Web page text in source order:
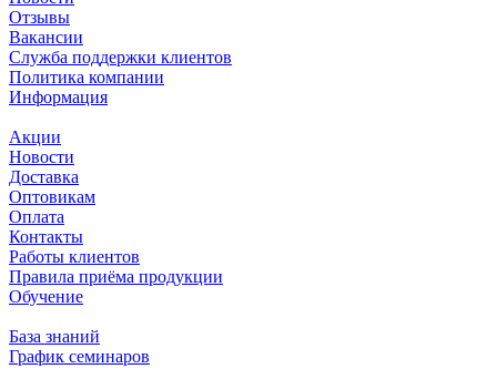
Отзывы
Вакансии
Служба поддержки клиентов
Политика компании
Информация
Акции
Новости
Доставка
Оптовикам
Оплата
Контакты
Работы клиентов
Правила приёма продукции
Обучение
База знаний
График семинаров